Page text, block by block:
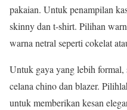
pakaian. Untuk penampilan
skinny dan t-shirt. Pilihan
warna netral seperti cokelat
Untuk gaya yang lebih formal,
celana chino dan blazer.
untuk memberikan kesan